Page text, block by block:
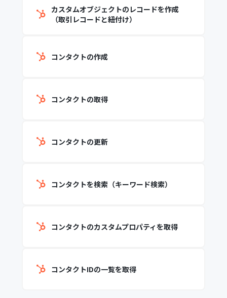
カスタムオブジェクトのレコードを作成
（取引レコードと紐付け）
コンタクトの作成
コンタクトの取得
コンタクトの更新
コンタクトを検索（キーワード検索）
コンタクトのカスタムプロパティを取得
コンタクトIDの一覧を取得